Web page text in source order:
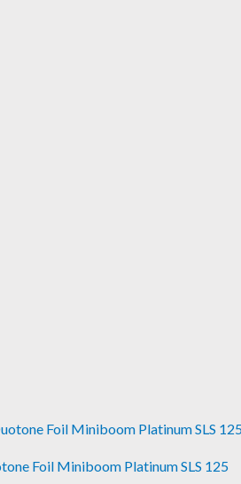
Foil Miniboom Platinum SLS 125